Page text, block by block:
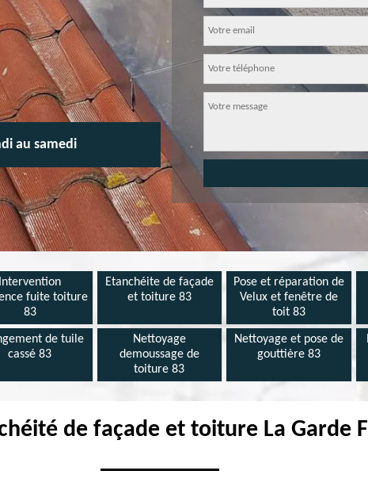
au samedi
Intervention
fuite toiture
83
Etanchéite de façade
et toiture 83
Pose et réparation de
Velux et fenêtre de
toit 83
de tuile
cassé 83
Nettoyage
demoussage de
toiture 83
Nettoyage et pose de
gouttière 83
de façade et toiture La Garde